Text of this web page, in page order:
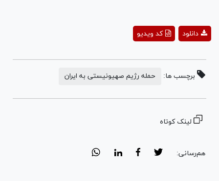
Playکد ویدیو دانلود
برچسب ها: حمله رژیم صهیونیستی به ایران
لینک کوتاه
هم‌رسانی: